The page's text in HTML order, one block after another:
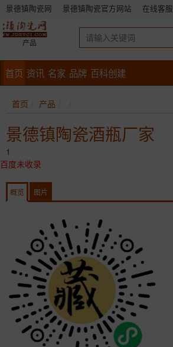
景德镇陶瓷网 景德镇陶瓷官方网站 在线客服
产品
首页 资讯 名家 品牌 百科创建
首页 产品
景德镇陶瓷酒瓶厂家
1
百度未收录
概览 图片